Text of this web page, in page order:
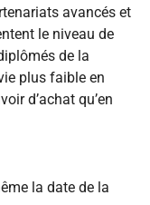
avancés et
le niveau de
de la
plus faible en
d’achat qu’en
la date de la